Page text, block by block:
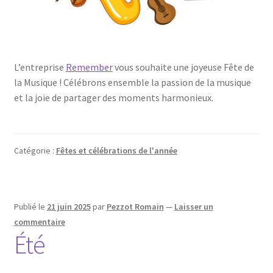
L’entreprise Remembervous souhaite une joyeuse Fête de
la Musique ! Célébrons ensemble la passion de la musique
et la joie de partager des moments harmonieux.
Catégorie : Fêtes et célébrations de l'année
Publié le 21 juin 2025par Pezzot Romain — Laisser un
commentaire
Été